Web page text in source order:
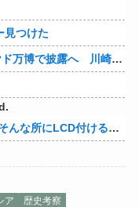
見つけた
川崎重工が35年発売目指す
所にLCD付けるのかな
ア 歴史考察